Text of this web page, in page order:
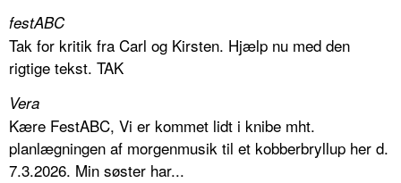
festABC
Tak for kritik fra Carl og Kirsten. Hjælp nu med den
rigtige tekst. TAK
Vera
Kære FestABC, Vi er kommet lidt i knibe mht.
planlægningen af morgenmusik til et kobberbryllup her d.
7.3.2026. Min søster har...